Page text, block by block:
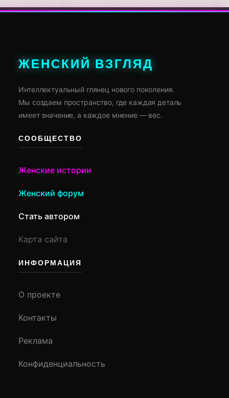
ЖЕНСКИЙ ВЗГЛЯД
Интеллектуальный глянец нового поколения.
Мы создаем пространство, где каждая деталь
имеет значение, а каждое мнение — вес.
СООБЩЕСТВО
Женские истории
Женский форум
Стать автором
Карта сайта
ИНФОРМАЦИЯ
О проекте
Контакты
Реклама
Конфиденциальность